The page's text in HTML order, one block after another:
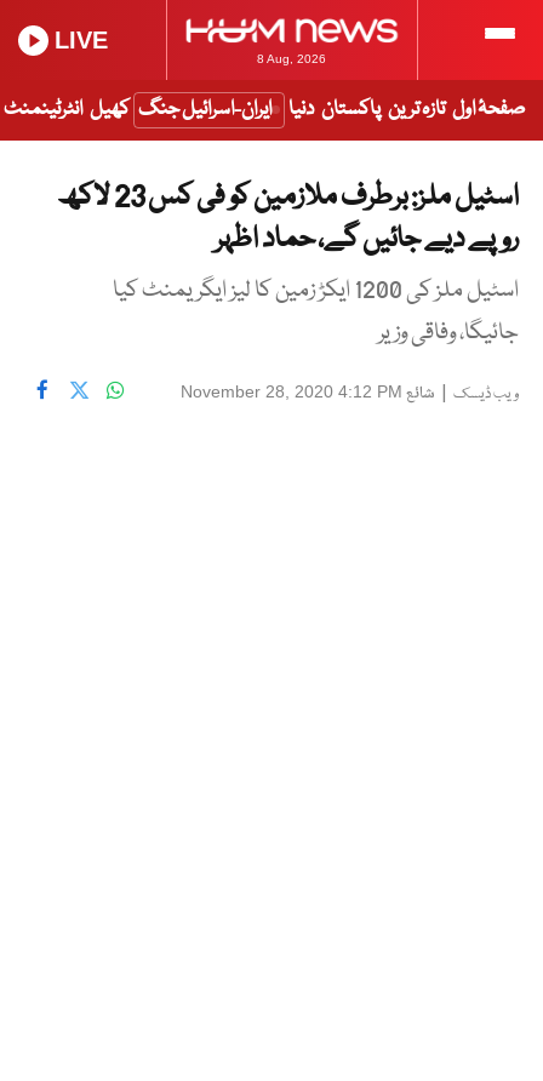
8 Aug, 2026
LIVE
صفحۂ اول تازہ ترین پاکستان دنیا ایران-اسرائیل جنگ کھیل انٹرٹینمنٹ
اسٹیل ملز: برطرف ملازمین کو فی کس 23 لاکھ
روپے دیے جائیں گے، حماد اظہر
اسٹیل ملز کی 1200 ایکڑ زمین کا لیز ایگریمنٹ کیا
جائیگا، وفاقی وزیر
ویب ڈیسک | شائع November 28, 2020 4:12 PM